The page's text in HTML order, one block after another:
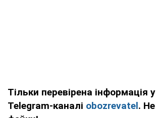
Тільки перевірена інформація
Telegram-каналі obozrevatel. Не